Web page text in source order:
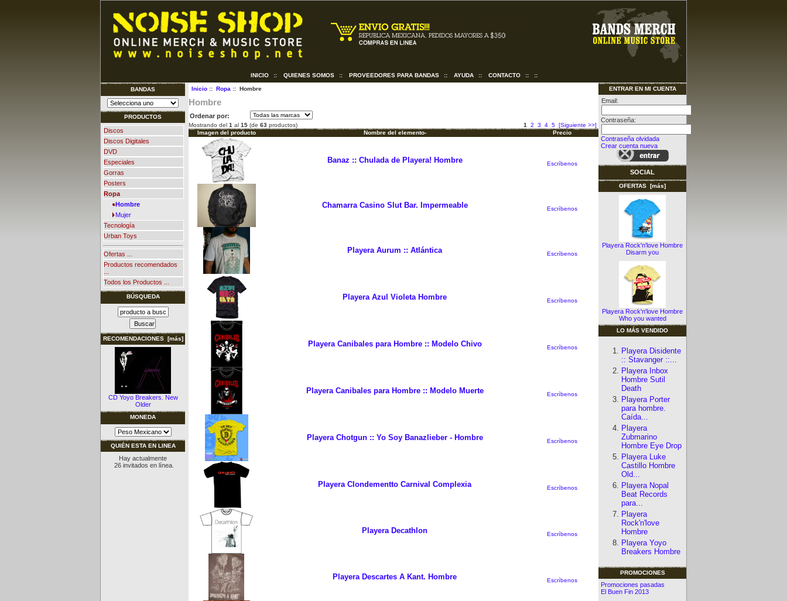
INICIO :: QUIENES SOMOS :: PROVEEDORES PARA BANDAS :: AYUDA :: CONTACTO :: ::
BANDAS
PRODUCTOS
Discos
Discos Digitales
DVD
Especiales
Gorras
Posters
Ropa
Hombre
Mujer
Tecnología
Urban Toys
Ofertas ...
Productos recomendados
Todos los Productos ...
BÚSQUEDA
RECOMENDACIONES [más]
CD Yoyo Breakers. New
Older
MONEDA
QUIÉN ESTA EN LINEA
Hay actualmente
26 invitados en línea.
Inicio:: Ropa :: Hombre
Hombre
Ordenar por:
Mostrando del 1 al 15 (de 63 productos) 1 2 3 4 5 [Siguiente >>]
Imagen del producto
Nombre del elemento- Precio
Banaz :: Chulada de Playera! Hombre Escríbenos
Chamarra Casino Slut Bar. Impermeable Escríbenos
Playera Aurum :: Atlántica Escríbenos
Playera Azul Violeta Hombre Escríbenos
Playera Canibales para Hombre :: Modelo Chivo Escríbenos
Playera Canibales para Hombre :: Modelo Muerte Escríbenos
Playera Chotgun :: Yo Soy Banazlieber - Hombre Escríbenos
Playera Clondementto Carnival Complexia Escríbenos
Playera Decathlon Escríbenos
Playera Descartes A Kant. Hombre Escríbenos
ENTRAR EN MI CUENTA
Email:
Contraseña:
Contraseña olvidada
Crear cuenta nueva
SOCIAL
OFERTAS [más]
Playera Rock'n'love Hombre
Disarm you
Playera Rock'n'love Hombre
Who you wanted
LO MÁS VENDIDO
Playera Disidente
:: Stavanger ::...
Playera Inbox
Hombre Sutil
Death
Playera Porter
para hombre.
Caída...
Playera
Zubmarino
Hombre Eye Drop
Playera Luke
Castillo Hombre
Old...
Playera Nopal
Beat Records
para...
Playera
Rock'n'love
Hombre
Playera Yoyo
Breakers Hombre
PROMOCIONES
Promociones pasadas
El Buen Fin 2013